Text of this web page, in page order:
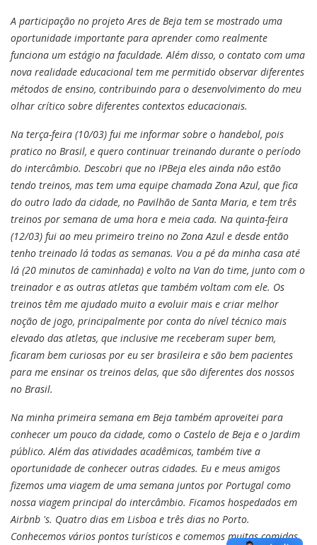
A participação no projeto Ares de Beja tem se mostrado uma
oportunidade importante para aprender como realmente
funciona um estágio na faculdade. Além disso, o contato com uma
nova realidade educacional tem me permitido observar diferentes
métodos de ensino, contribuindo para o desenvolvimento do meu
olhar crítico sobre diferentes contextos educacionais.
Na terça-feira (10/03) fui me informar sobre o handebol, pois
pratico no Brasil, e quero continuar treinando durante o período
do intercâmbio. Descobri que no IPBeja eles ainda não estão
tendo treinos, mas tem uma equipe chamada Zona Azul, que fica
do outro lado da cidade, no Pavilhão de Santa Maria, e tem três
treinos por semana de uma hora e meia cada. Na quinta-feira
(12/03) fui ao meu primeiro treino no Zona Azul e desde então
tenho treinado lá todas as semanas. Vou a pé da minha casa até
lá (20 minutos de caminhada) e volto na Van do time, junto com o
treinador e as outras atletas que também voltam com ele. Os
treinos têm me ajudado muito a evoluir mais e criar melhor
noção de jogo, principalmente por conta do nível técnico mais
elevado das atletas, que inclusive me receberam super bem,
ficaram bem curiosas por eu ser brasileira e são bem pacientes
para me ensinar os treinos delas, que são diferentes dos nossos
no Brasil.
Na minha primeira semana em Beja também aproveitei para
conhecer um pouco da cidade, como o Castelo de Beja e o Jardim
público. Além das atividades acadêmicas, também tive a
oportunidade de conhecer outras cidades. Eu e meus amigos
fizemos uma viagem de uma semana juntos por Portugal como
nossa viagem principal do intercâmbio. Ficamos hospedados em
Airbnb 's. Quatro dias em Lisboa e três dias no Porto.
Conhecemos vários pontos turísticos e comemos muitas comidas